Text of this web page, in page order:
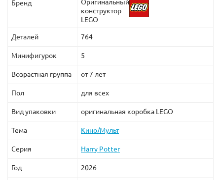
Бренд
Оригинальный
конструктор
LEGO
Деталей 764
Минифигурок 5
Возрастная группа от 7 лет
Пол для всех
Вид упаковки оригинальная коробка LEGO
Тема Кино/Мульт
Серия Harry Potter
Год 2026